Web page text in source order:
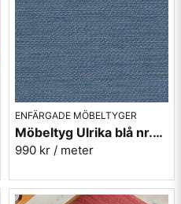
ENFÄRGADE MÖBELTYGER
Möbeltyg Ulrika blå nr.51 - Carl Malmstens-kvalitet
990 kr / meter